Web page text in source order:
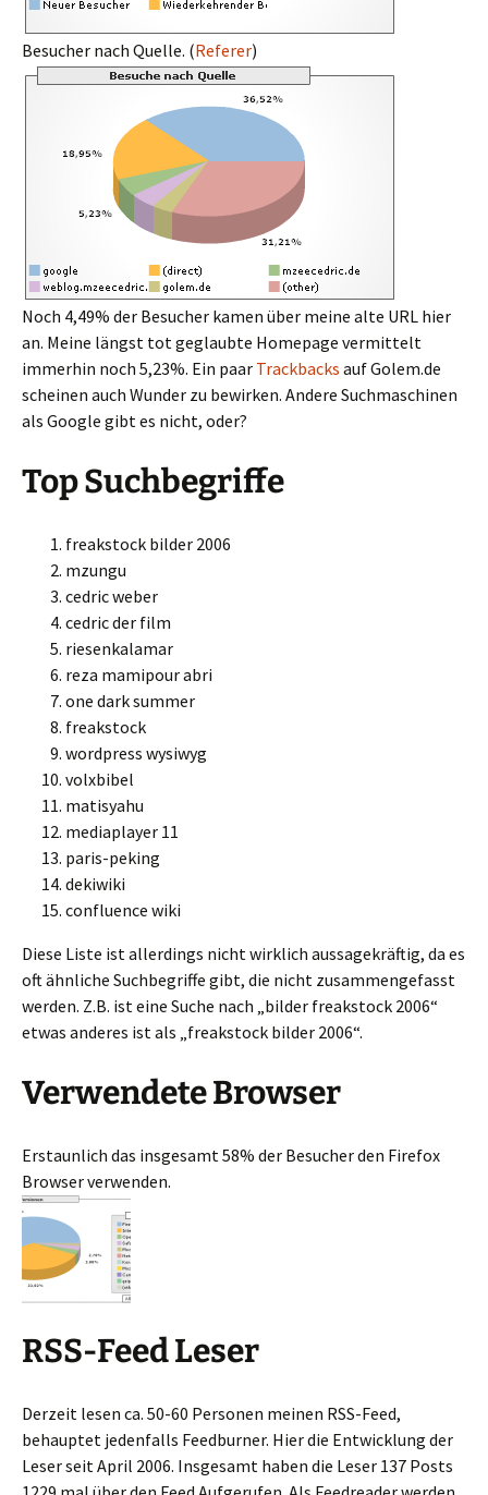
Besucher nach Quelle. (Referer)
Noch 4,49% der Besucher kamen über meine alte URL hier
an. Meine längst tot geglaubte Homepage vermittelt
immerhin noch 5,23%. Ein paar Trackbacks auf Golem.de
scheinen auch Wunder zu bewirken. Andere Suchmaschinen
als Google gibt es nicht, oder?
Top Suchbegriffe
freakstock bilder 2006
mzungu
cedric weber
cedric der film
riesenkalamar
reza mamipour abri
one dark summer
freakstock
wordpress wysiwyg
volxbibel
matisyahu
mediaplayer 11
paris-peking
dekiwiki
confluence wiki
Diese Liste ist allerdings nicht wirklich aussagekräftig, da es
oft ähnliche Suchbegriffe gibt, die nicht zusammengefasst
werden. Z.B. ist eine Suche nach „bilder freakstock 2006“
etwas anderes ist als „freakstock bilder 2006“.
Verwendete Browser
Erstaunlich das insgesamt 58% der Besucher den Firefox
Browser verwenden.
RSS-Feed Leser
Derzeit lesen ca. 50-60 Personen meinen RSS-Feed,
behauptet jedenfalls Feedburner. Hier die Entwicklung der
Leser seit April 2006. Insgesamt haben die Leser 137 Posts